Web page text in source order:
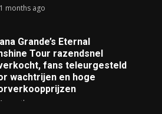
months ago
Grande’s Eternal
Tour razendsnel
fans teleurgesteld
wachtrijen en hoge
months ago